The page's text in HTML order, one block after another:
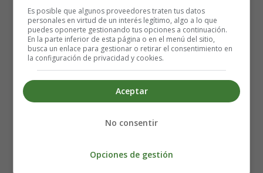
de guayaba para bebés no se considera seguro. La
consulta y aprobación pediátrica es imprescindible para
utilizar estos productos. Sin embargo, en el caso del fruto
de la guayaba, no se han documentado efectos adversos
ni riesgos, excepto la alergia a la guayaba.
La alergia a la guayaba es infrecuente pero posible. Por
especialmente si tiene alguna alergia. Sin embargo, evita
niveles de energía y puede provocar trastornos del sueño.
Es posible que algunos proveedores traten tus datos
personales en virtud de un interés legítimo, algo a lo que
puedes oponerte gestionando tus opciones a continuación.
En la parte inferior de esta página o en el menú del sitio,
busca un enlace para gestionar o retirar el consentimiento en
la configuración de privacidad y cookies.
Aceptar
No consentir
Opciones de gestión